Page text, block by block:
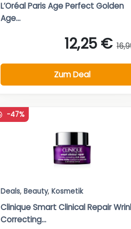
L’Oréal Paris Age Perfect Golden
Age...
12,25 €
Zum Deal
-47%
Deals, Beauty, Kosmetik
Clinique Smart Clinical Repair
Correcting...